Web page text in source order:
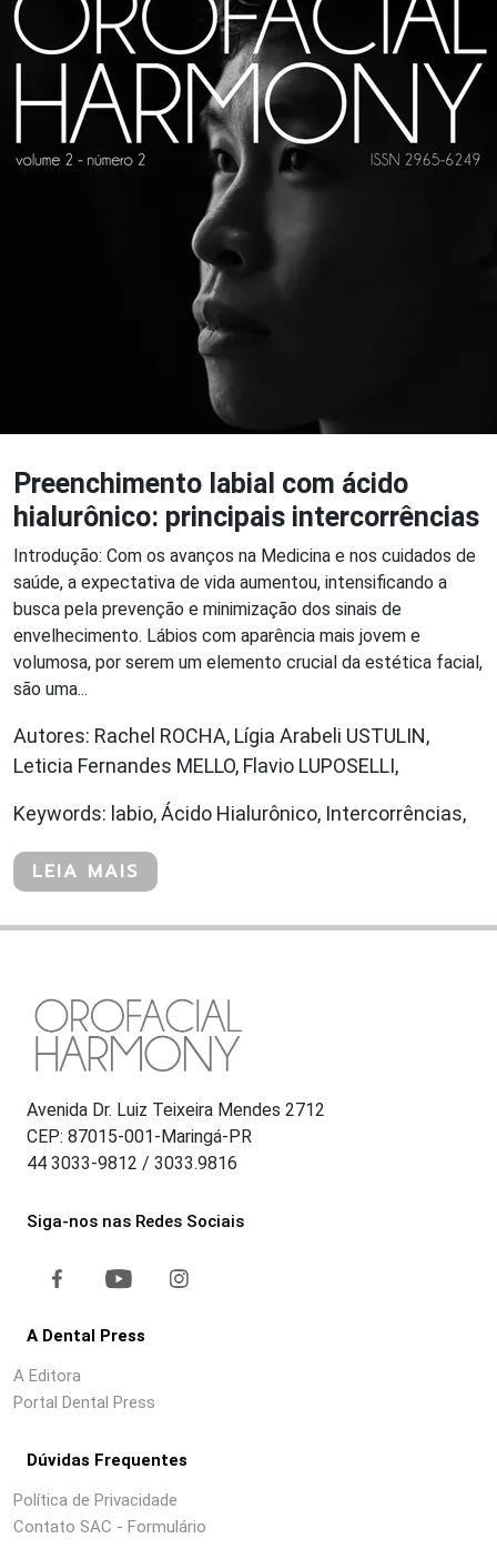
Preenchimento labial com ácido
hialurônico: principais intercorrências
Introdução: Com os avanços na Medicina e nos cuidados de
saúde, a expectativa de vida aumentou, intensificando a
busca pela prevenção e minimização dos sinais de
envelhecimento. Lábios com aparência mais jovem e
volumosa, por serem um elemento crucial da estética facial,
são uma...
Autores: Rachel ROCHA, Lígia Arabeli USTULIN,
Leticia Fernandes MELLO, Flavio LUPOSELLI,
Keywords: labio, Ácido Hialurônico, Intercorrências,
LEIA MAIS
Avenida Dr. Luiz Teixeira Mendes 2712
CEP: 87015-001-Maringá-PR
44 3033-9812 / 3033.9816
Siga-nos nas Redes Sociais
A Dental Press
A Editora
Portal Dental Press
Dúvidas Frequentes
Política de Privacidade
Contato SAC - Formulário